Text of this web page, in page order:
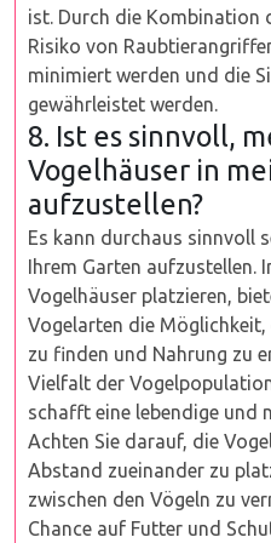
ist. Durch die Kombination
Risiko von
minimiert werden und die
gewährleistet werden.
8. Ist es sinnvoll,
Vogelhäuser in
aufzustellen?
Es kann durchaus sinnvoll
Ihrem Garten aufzustellen.
Vogelhäuser platzieren,
Vogelarten die
zu finden und Nahrung zu
Vielfalt der
schafft eine lebendige und
Achten Sie darauf, die
Abstand zueinander zu
zwischen den Vögeln zu
Chance auf Futter und